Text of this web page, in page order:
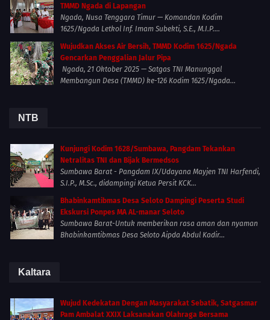
TMMD Ngada di Lapangan
Ngada, Nusa Tenggara Timur — Komandan Kodim
1625/Ngada Letkol Inf. Imam Subekti, S.E., M.I.P....
Wujudkan Akses Air Bersih, TMMD Kodim 1625/Ngada
Gencarkan Penggalian Jalur Pipa
Ngada, 21 Oktober 2025 — Satgas TNI Manunggal
Membangun Desa (TMMD) ke-126 Kodim 1625/Ngada...
NTB
Kunjungi Kodim 1628/Sumbawa, Pangdam Tekankan
Netralitas TNI dan Bijak Bermedsos
Sumbawa Barat - Pangdam IX/Udayana Mayjen TNI Harfendi,
S.I.P., M.Sc., didampingi Ketua Persit KCK...
Bhabinkamtibmas Desa Seloto Dampingi Peserta Studi
Ekskursi Ponpes MA AL-manar Seloto
Sumbawa Barat-Untuk memberikan rasa aman dan nyaman
Bhabinkamtibmas Desa Seloto Aipda Abdul Kadir...
Kaltara
Wujud Kedekatan Dengan Masyarakat Sebatik, Satgasmar
Pam Ambalat XXIX Laksanakan Olahraga Bersama